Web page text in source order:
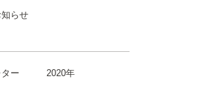
らせ
レター 2020年